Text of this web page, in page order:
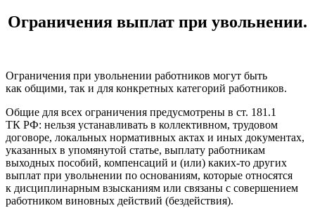
Ограничения выплат при увольнении.
Ограничения при увольнении работников могут быть
как общими, так и для конкретных категорий работников.
Общие для всех ограничения предусмотрены в ст. 181.1
ТК РФ: нельзя устанавливать в коллективном, трудовом
договоре, локальных нормативных актах и иных документах,
указанных в упомянутой статье, выплату работникам
выходных пособий, компенсаций и (или) каких‑то других
выплат при увольнении по основаниям, которые относятся
к дисциплинарным взысканиям или связаны с совершением
работником виновных действий (бездействия).